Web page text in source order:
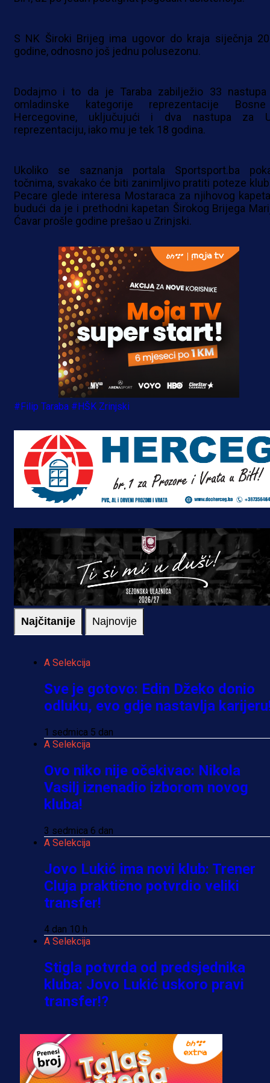
S NK Široki Brijeg ima ugovor do kraja siječnja
godine, odnosno još jednu polusezonu.
Dodajmo i to da je Taraba zabilježio 33
omladinske kategorije reprezentacije
Hercegovine, uključujući i dva nastupa za
reprezentaciju, iako mu je tek 18 godina.
Ukoliko se saznanja portala Sportsport.ba
točnima, svakako će biti zanimljivo pratiti poteze
Pecare glede interesa Mostaraca za njihovog
budući da je i prethodni kapetan Širokog Brijega
Ćavar prošle godine prešao u Zrinjski.
#Filip Taraba #HŠK Zrinjski
Najčitanije Najnovije
A Selekcija
Sve je gotovo: Edin Džeko donio
odluku, evo gdje nastavlja
1 sedmica 5 dan
A Selekcija
Ovo niko nije očekivao: Nikola
Vasilj iznenadio izborom novog
kluba!
3 sedmica 6 dan
A Selekcija
Jovo Lukić ima novi klub: Trener
Cluja praktično potvrdio veliki
transfer!
4 dan 10 h
A Selekcija
Stigla potvrda od predsjednika
kluba: Jovo Lukić uskoro pravi
transfer!?
A Selekcija
Zmajevi dobili veliko pojačanje: